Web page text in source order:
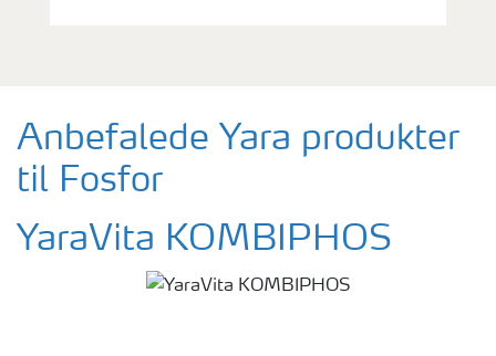
Anbefalede Yara produkter
til Fosfor
YaraVita KOMBIPHOS